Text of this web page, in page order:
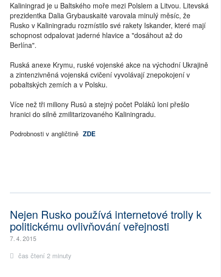
Kaliningrad je u Baltského moře mezi Polslem a Litvou. Litevská
prezidentka Dalia Grybauskaitė varovala minulý měsíc, že
Rusko v Kaliningradu rozmístilo své rakety Iskander, které mají
schopnost odpalovat jaderné hlavice a "dosáhout až do
Berlína".
Ruská anexe Krymu, ruské vojenské akce na východní Ukrajině
a zintenzivněná vojenská cvičení vyvolávají znepokojení v
pobaltských zemích a v Polsku.
Více než tři miliony Rusů a stejný počet Poláků loni přešlo
hranici do silně zmilitarizovaného Kaliningradu.
Podrobnosti v angličtině ZDE
Nejen Rusko používá internetové trolly k
politickému ovlivňování veřejnosti
7. 4. 2015
čas čtení 2 minuty